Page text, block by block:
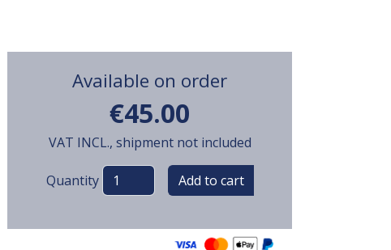
Available on order
€45.00
VAT INCL., shipment not included
Variations
Quantity